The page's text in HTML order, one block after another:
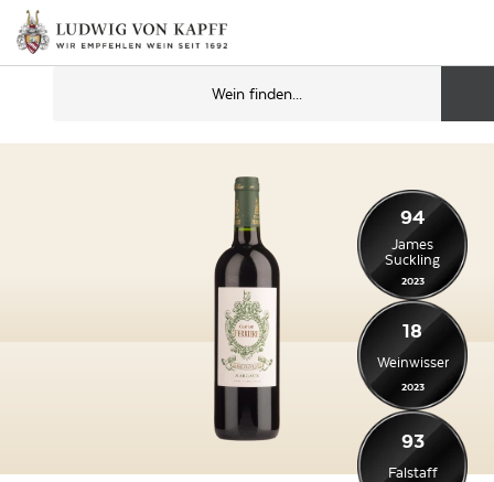
94
James
Suckling
2023
18
Weinwisser
2023
93
Falstaff